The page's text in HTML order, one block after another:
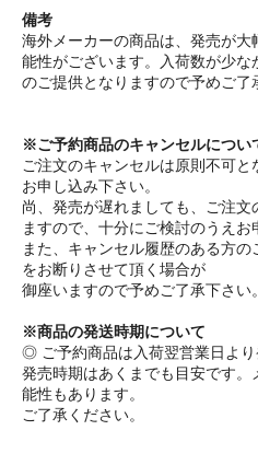
備考
海外メーカーの商品は、発売が
能性がございます。入荷数が少
のご提供となりますので予めご了
※ご予約商品のキャンセルについ
ご注文のキャンセルは原則不可
お申し込み下さい。
尚、発売が遅れましても、ご注文
ますので、十分にご検討のうえお
また、キャンセル履歴のある方
をお断りさせて頂く場合が
御座いますので予めご了承下さい。
※商品の発送時期について
◎ ご予約商品は入荷翌営業日より
発売時期はあくまでも目安です
能性もあります。
ご了承ください。